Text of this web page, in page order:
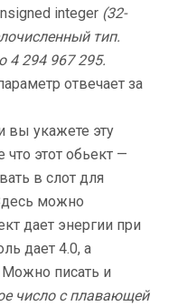
integer (32-
тип.
4 294 967 295.
отвечает за
вы укажете эту
что этот обьект —
в слот для
можно
дает энергии при
дает 4.0, а
писать и
число с плавающей